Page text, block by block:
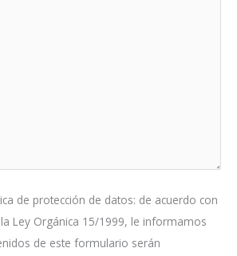
de protección de datos: de acuerdo con
Ley Orgánica 15/1999, le informamos
de este formulario serán